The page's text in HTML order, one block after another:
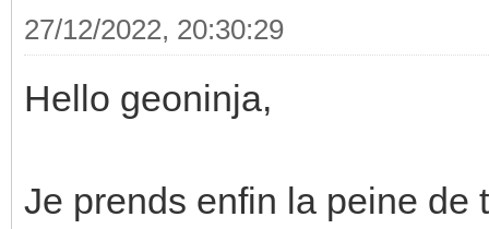
27/12/2022, 20:30:29
Hello geoninja,
Je prends enfin la peine de